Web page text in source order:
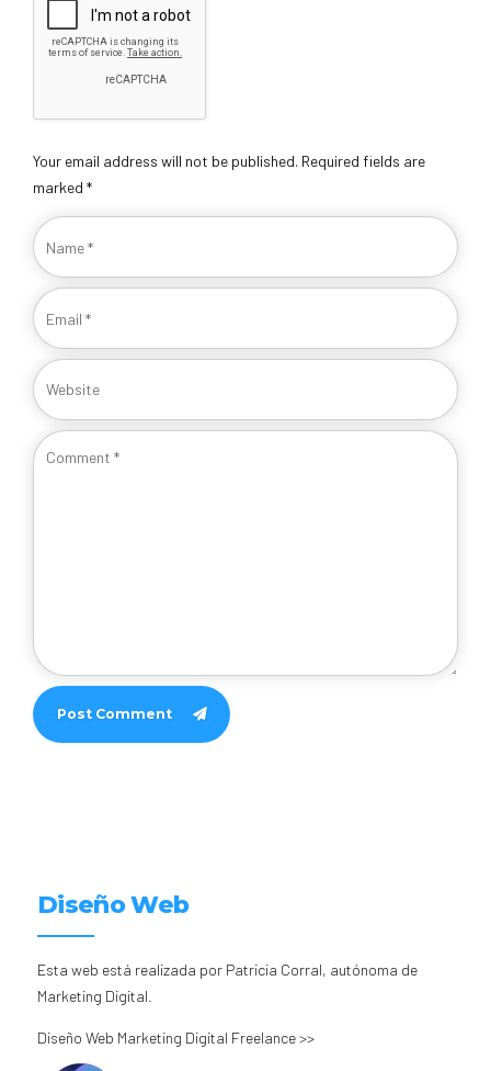
Your email address will not be published. Required fields are
marked *
Post Comment
Diseño Web
Esta web está realizada por Patricia Corral, autónoma de
Marketing Digital.
Diseño Web Marketing Digital Freelance >>